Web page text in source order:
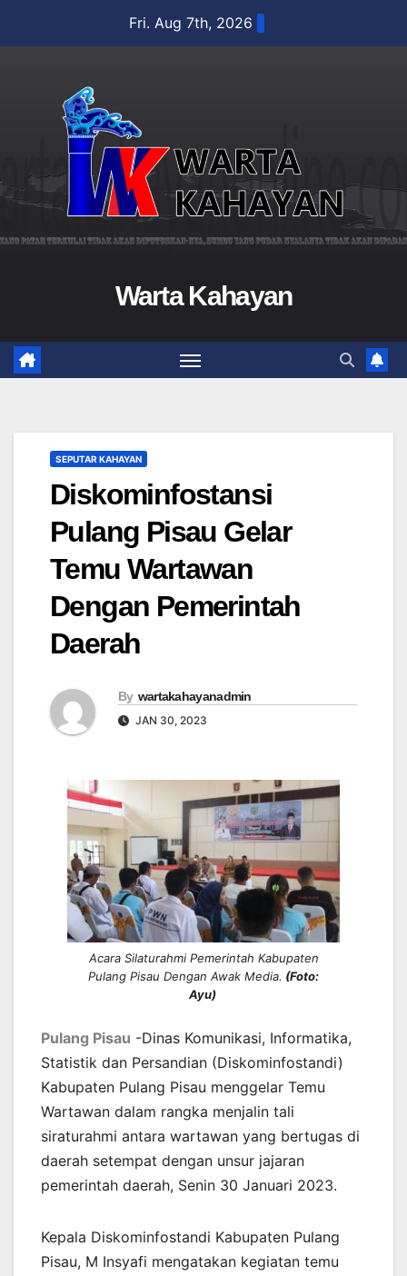
Fri. Aug 7th, 2026
Warta Kahayan
SEPUTAR KAHAYAN
Diskominfostansi
Pulang Pisau Gelar
Temu Wartawan
Dengan Pemerintah
Daerah
By wartakahayanadmin
JAN 30, 2023
Acara Silaturahmi Pemerintah Kabupaten
Pulang Pisau Dengan Awak Media. (Foto:
Ayu)
Pulang Pisau -Dinas Komunikasi, Informatika,
Statistik dan Persandian (Diskominfostandi)
Kabupaten Pulang Pisau menggelar Temu
Wartawan dalam rangka menjalin tali
siraturahmi antara wartawan yang bertugas di
daerah setempat dengan unsur jajaran
pemerintah daerah, Senin 30 Januari 2023.
Kepala Diskominfostandi Kabupaten Pulang
Pisau, M Insyafi mengatakan kegiatan temu